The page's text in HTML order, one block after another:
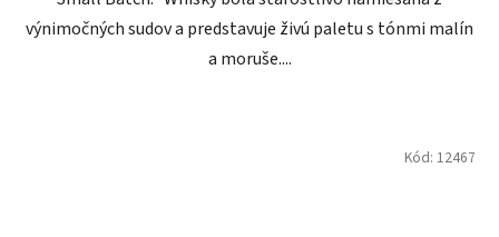
výnimočných sudov a predstavuje živú paletu s tónmi malín
a moruše....
Kód: 12467